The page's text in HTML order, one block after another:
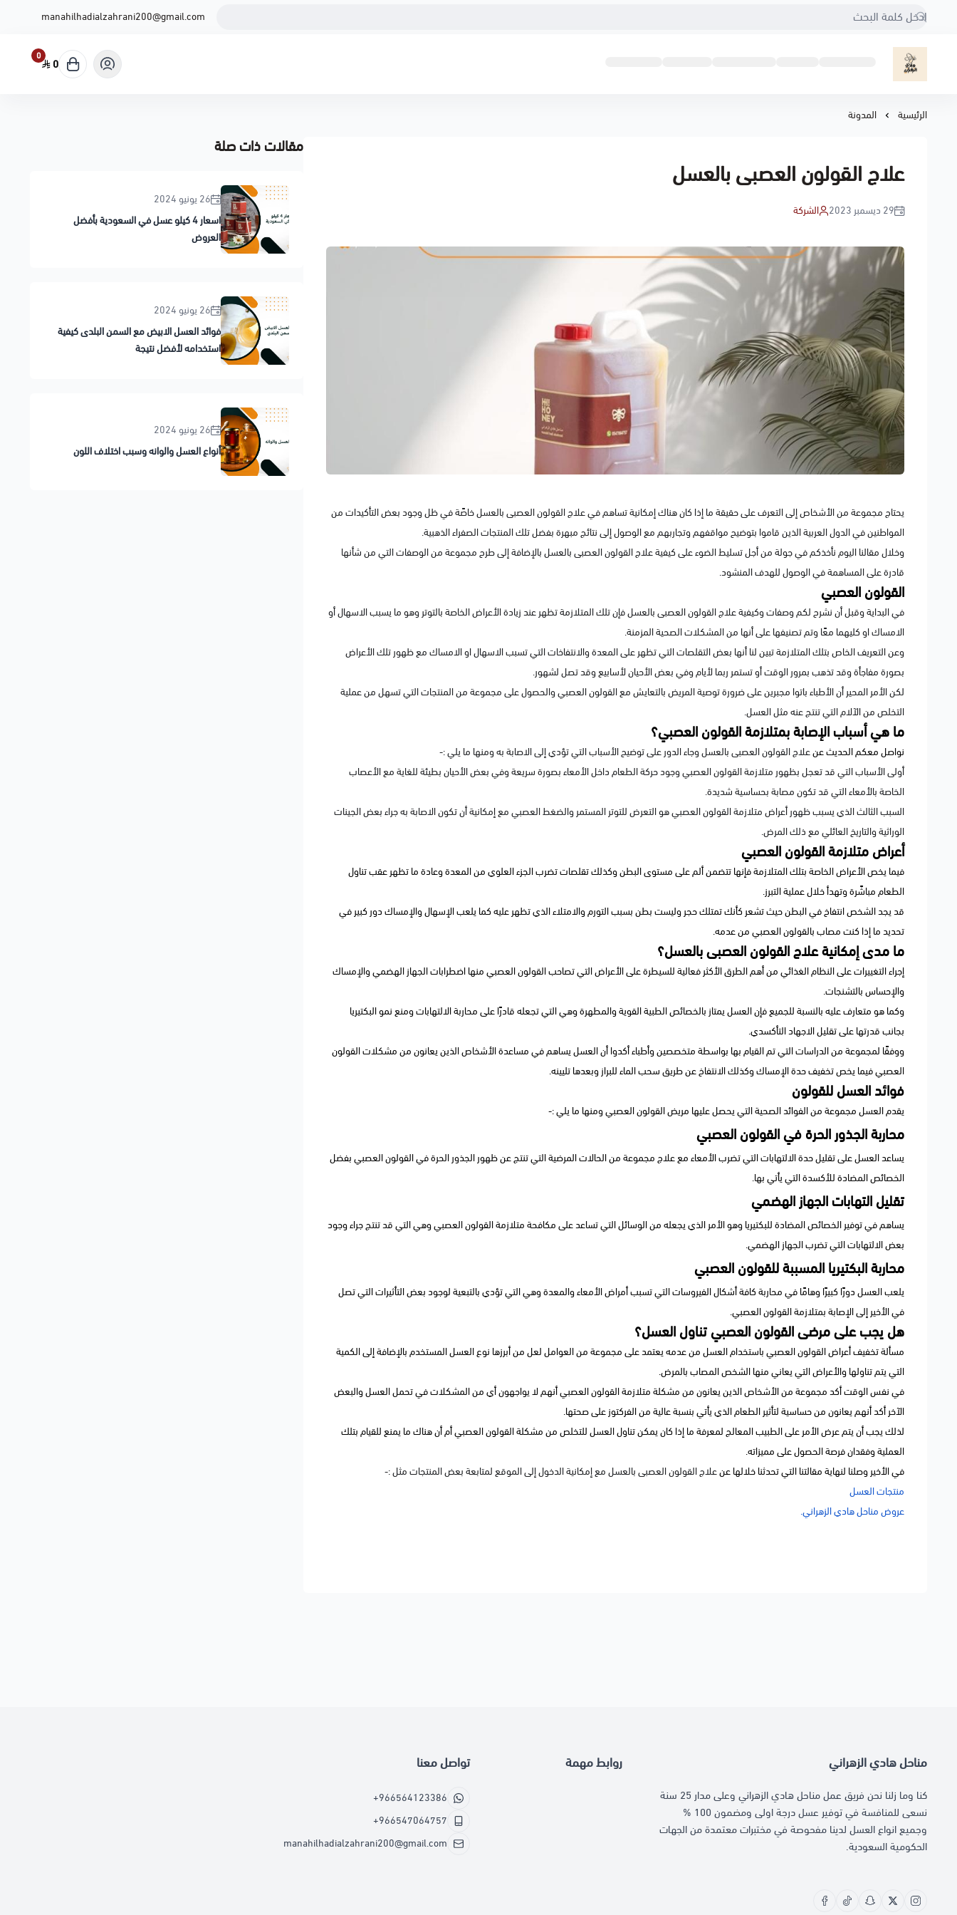
manahilhadialzahrani200@gmail.com
مناحل هادي الزهراني
0
0
الرئيسية المدونة
علاج القولون العصبى بالعسل
29 ديسمبر 2023 الشركة
يحتاج مجموعة من الأشخاص إلى التعرف على حقيقة ما إذا كان هناك إمكانية تساهم في علاج القولون العصبى بالعسل خاصًة في ظل وجود بعض التأكيدات من
المواطنين في الدول العربية الذين قاموا بتوضيح مواقفهم وتجاربهم مع الوصول إلى نتائج مبهرة بفضل تلك المنتجات الصفراء الذهبية.
وخلال مقالنا اليوم نأخذكم في جولة من أجل تسليط الضوء على كيفية علاج القولون العصبى بالعسل بالإضافة إلى طرح مجموعة من الوصفات التي من شأنها
قادرة على المساهمة في الوصول للهدف المنشود.
القولون العصبي
في البداية وقبل أن نشرح لكم وصفات وكيفية علاج القولون العصبى بالعسل فإن تلك المتلازمة تظهر عند زيادة الأعراض الخاصة بالتوتر وهو ما يسبب الاسهال أو
الامساك او كليهما معًا وتم تصنيفها على أنها من المشكلات الصحية المزمنة.
وعن التعريف الخاص بتلك المتلازمة تبين لنا أنها بعض التقلصات التي تظهر على المعدة والانتفاخات التي تسبب الاسهال او الامساك مع ظهور تلك الأعراض
بصورة مفاجأة وقد تذهب بمرور الوقت أو تستمر ربما لأيام وفي بعض الأحيان لأسابيع وقد تصل لشهور.
لكن الأمر المحير أن الأطباء باتوا مجبرين على ضرورة توصية المريض بالتعايش مع القولون العصبي والحصول على مجموعة من المنتجات التي تسهل من عملية
التخلص من الآلام التي تنتج عنه مثل العسل.
ما هي أسباب الإصابة بمتلازمة القولون العصبي؟
نواصل معكم الحديث عنعلاج القولون العصبى بالعسل وجاء الدور على توضيح الأسباب التي تؤدي إلى الاصابة به ومنها ما يلي :-
أولى الأسباب التي قد تعجل بظهور متلازمة القولون العصبي وجود حركة الطعام داخل الأمعاء بصورة سريعة وفي بعض الأحيان بطيئة للغاية مع الأعصاب
الخاصة بالأمعاء التي قد تكون مصابة بحساسية شديدة.
السبب الثالث الذي يسبب ظهور أعراض متلازمة القولون العصبي هو التعرض للتوتر المستمر والضغط العصبي مع إمكانية أن تكون الاصابة به جراء بعض الجينات
الوراثية والتاريخ العائلي مع ذلك المرض.
أعراض متلازمة القولون العصبي
فيما يخص الأعراض الخاصة بتلك المتلازمة فإنها تتضمن ألم على مستوى البطن وكذلك تقلصات تضرب الجزء العلوي من المعدة وعادة ما تظهر عقب تناول
الطعام مباشًرة وتهدأ خلال عملية التبرز.
قد يجد الشخص انتفاخ في البطن حيث تشعر كأنك تمتلك حجر وليست بطن بسبب التورم والامتلاء الذي تظهر عليه كما يلعب الإسهال والإمساك دور كبير في
تحديد ما إذا كنت مصاب بالقولون العصبي من عدمه.
ما مدى إمكانية علاج القولون العصبى بالعسل؟
إجراء التغييرات على النظام الغذائي من أهم الطرق الأكثر فعالية للسيطرة على الأعراض التي تصاحب القولون العصبي منها اضطرابات الجهاز الهضمي والإمساك
والإحساس بالتشنجات.
وكما هو متعارف عليه بالنسبة للجميع فإن العسل يمتاز بالخصائص الطبية القوية والمطهرة وهي التي تجعله قادرًا على محاربة الالتهابات ومنع نمو البكتيريا
بجانب قدرتها على تقليل الاجهاد التأكسدي.
ووفقًا لمجموعة من الدراسات التي تم القيام بها بواسطة متخصصين وأطباء أكدوا أن العسل يساهم في مساعدة الأشخاص الذين يعانون من مشكلات القولون
العصبي فيما يخص تخفيف حدة الإمساك وكذلك الانتفاخ عن طريق سحب الماء للبراز وبعدها تليينه.
فوائد العسل للقولون
يقدم العسل مجموعة من الفوائد الصحية التي يحصل عليها مريض القولون العصبي ومنها ما يلي :-
محاربة الجذور الحرة في القولون العصبي
يساعد العسل على تقليل حدة الالتهابات التي تضرب الأمعاء مع علاج مجموعة من الحالات المرضية التي تنتج عن ظهور الجذور الحرة في القولون العصبي بفضل
الخصائص المضادة للأكسدة التي يأتي بها.
تقليل التهابات الجهاز الهضمي
يساهم في توفير الخصائص المضادة للبكتيريا وهو الأمر الذي يجعله من الوسائل التي تساعد على مكافحة متلازمة القولون العصبي وهي التي قد تنتج جراء وجود
بعض الالتهابات التي تضرب الجهاز الهضمي.
محاربة البكتيريا المسببة للقولون العصبي
يلعب العسل دورًا كبيرًا وهامًا في محاربة كافة أشكال الفيروسات التي تسبب أمراض الأمعاء والمعدة وهي التي تؤدي بالتبعية لوجود بعض التأثيرات التي تصل
في الأخير إلى الإصابة بمتلازمة القولون العصبي.
هل يجب على مرضى القولون العصبي تناول العسل؟
مسألة تخفيف أعراض القولون العصبي باستخدام العسل من عدمه يعتمد على مجموعة من العوامل لعل من أبرزها نوع العسل المستخدم بالإضافة إلى الكمية
التي يتم تناولها والأعراض التي يعاني منها الشخص المصاب بالمرض.
في نفس الوقت أكد مجموعة من الأشخاص الذين يعانون من مشكلة متلازمة القولون العصبي أنهم لا يواجهون أي من المشكلات في تحمل العسل والبعض
الآخر أكد أنهم يعانون من حساسية لتأثير الطعام الذي يأتي بنسبة عالية من الفركتوز على صحتها.
لذلك يجب أن يتم عرض الأمر على الطبيب المعالج لمعرفة ما إذا كان يمكن تناول العسل للتخلص من مشكلة القولون العصبي أم أن هناك ما يمنع للقيام بتلك
العملية وفقدان فرصة الحصول على مميزاته.
في الأخير وصلنا لنهاية مقالتنا التي تحدثنا خلالها عنعلاج القولون العصبى بالعسل مع إمكانية الدخول إلى الموقع لمتابعة بعض المنتجات مثل :-
منتجات العسل
عروض مناحل هادي الزهراني.
مقالات ذات صلة
26 يونيو 2024
اسعار 4 كيلو عسل في السعودية بأفضل
العروض
26 يونيو 2024
فوائد العسل الابيض مع السمن البلدى كيفية
استخدامه لأفضل نتيجة
26 يونيو 2024
أنواع العسل والوانه وسبب اختلاف اللون
مناحل هادي الزهراني
كنا وما زلنا نحن فريق عمل مناحل هادي الزهراني وعلى مدار 25 سنة
نسعى للمنافسة في توفير عسل درجة اولى ومضمون 100 %
وجميع انواع العسل لدينا مفحوصة في مختبرات معتمدة من الجهات
الحكومية السعودية.
روابط مهمة تواصل معنا
+966564123386
+966547064757
manahilhadialzahrani200@gmail.com